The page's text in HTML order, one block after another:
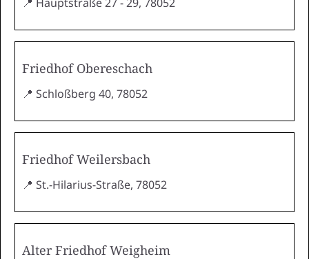
Friedhof Obereschach
📍 Schloßberg 40, 78052
Friedhof Weilersbach
📍 St.-Hilarius-Straße, 78052
Alter Friedhof Weigheim